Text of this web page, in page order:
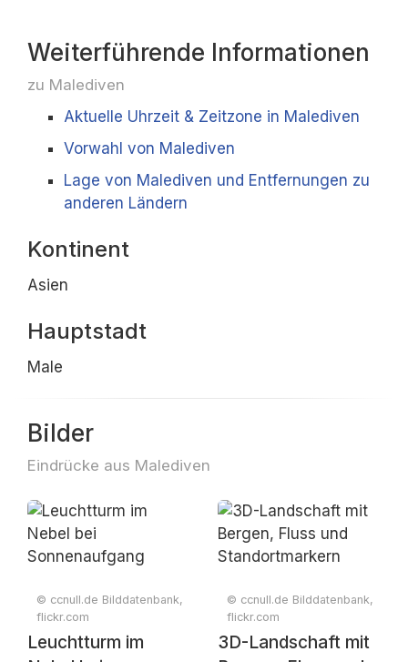
Weiterführende Informationen
zu Malediven
Aktuelle Uhrzeit & Zeitzone in Malediven
Vorwahl von Malediven
Lage von Malediven und Entfernungen zu
anderen Ländern
Kontinent
Asien
Hauptstadt
Male
Bilder
Eindrücke aus Malediven
© ccnull.de Bilddatenbank,
flickr.com
Leuchtturm im
© ccnull.de Bilddatenbank,
flickr.com
3D-Landschaft mit